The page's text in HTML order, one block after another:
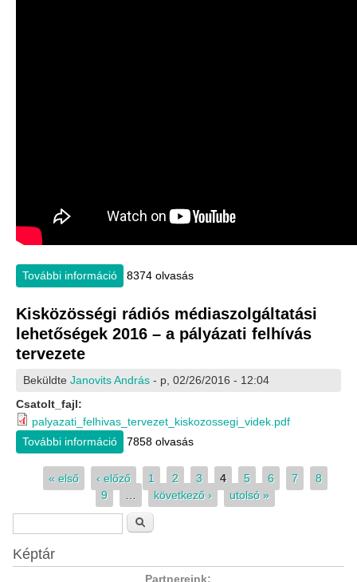
További információ SZARÁMA reklám tartalommal kapcsolatosan
8374 olvasás
Kisközösségi rádiós médiaszolgáltatási
lehetőségek 2016 – a pályázati felhívás
tervezete
Beküldte Janovits András - p, 02/26/2016 - 12:04
Csatolt_fajl:
palyazati_felhivas_tervezet_kiskozossegi_videk.pdf
További információ Kisközösségi rádiós médiaszolgáltatási
tervezete tartalommal kapcsolatosan
7858 olvasás
Oldalak
« első ‹ előző 1 2 3 4 5 6 7
8
9
következő › utolsó »
Keresés űrlap
Képtár
Partnereink: